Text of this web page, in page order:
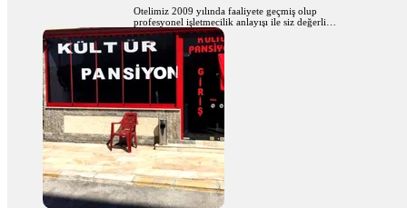
Otelimiz 2009 yılında faaliyete geçmiş olup
profesyonel işletmecilik anlayışı ile siz değerli
konuklarımıza memnuniyet sözünü ilke edinmiş olarak
geleneksel Türk misafirperverliğini sunmayı
hedeflemektedir.